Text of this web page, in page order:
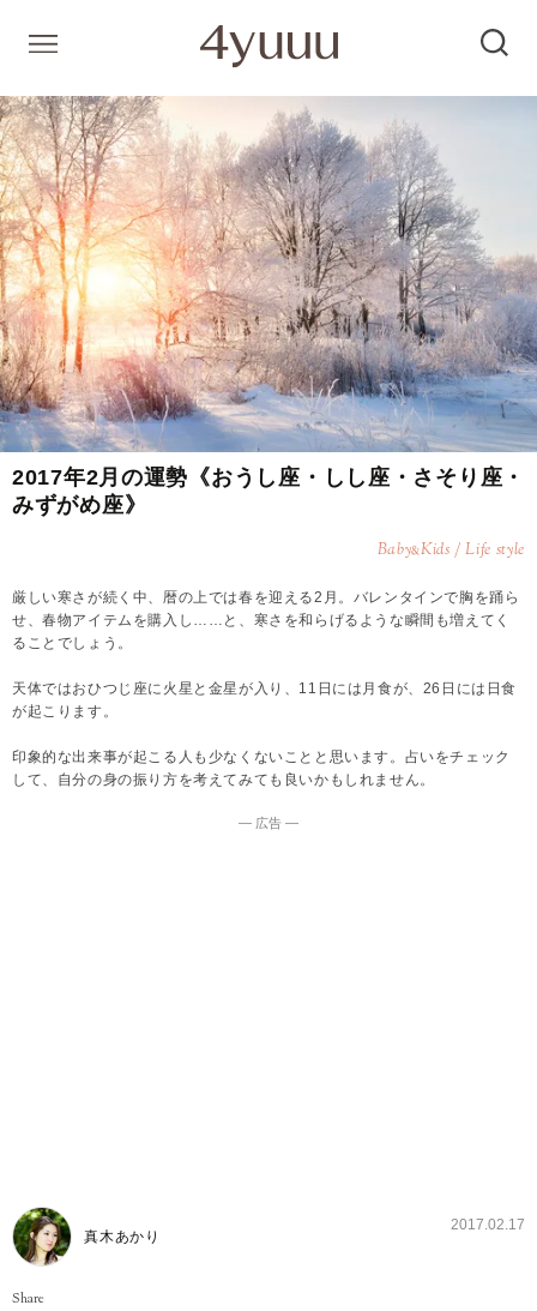
2017年2月の運勢《おうし座・しし座・さそり座・
みずがめ座》
Baby&Kids / Life style
厳しい寒さが続く中、暦の上では春を迎える2月。バレンタインで胸を踊ら
せ、春物アイテムを購入し……と、寒さを和らげるような瞬間も増えてく
ることでしょう。
天体ではおひつじ座に火星と金星が入り、11日には月食が、26日には日食
が起こります。
印象的な出来事が起こる人も少なくないことと思います。占いをチェック
して、自分の身の振り方を考えてみても良いかもしれません。
― 広告 ―
真木あかり
2017.02.17
Share